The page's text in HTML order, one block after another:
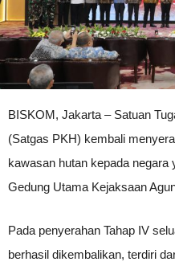
BISKOM, Jakarta – Satuan
(Satgas PKH) kembali
kawasan hutan kepada negara
Gedung Utama Kejaksaan
Pada penyerahan Tahap IV
berhasil dikembalikan, terdiri